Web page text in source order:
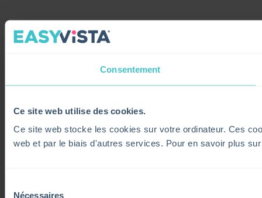
Consentement
Ce site web utilise des cookies.
Ce site web stocke les cookies sur votre ordinateur. Ces
web et par le biais d'autres services. Pour en savoir plus
Nécessaires